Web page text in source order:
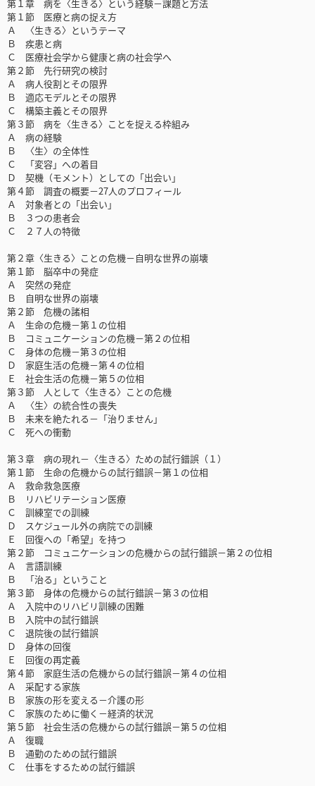
第１章 病を〈生きる〉という経験－課題と方法
第１節 医療と病の捉え方
Ａ 〈生きる〉というテーマ
Ｂ 疾患と病
Ｃ 医療社会学から健康と病の社会学へ
第２節 先行研究の検討
Ａ 病人役割とその限界
Ｂ 適応モデルとその限界
Ｃ 構築主義とその限界
第３節 病を〈生きる〉ことを捉える枠組み
Ａ 病の経験
Ｂ 〈生〉の全体性
Ｃ 「変容」への着目
Ｄ 契機（モメント）としての「出会い」
第４節 調査の概要－27人のプロフィール
Ａ 対象者との「出会い」
Ｂ ３つの患者会
Ｃ ２７人の特徴
第２章〈生きる〉ことの危機－自明な世界の崩壊
第１節 脳卒中の発症
Ａ 突然の発症
Ｂ 自明な世界の崩壊
第２節 危機の諸相
Ａ 生命の危機－第１の位相
Ｂ コミュニケーションの危機－第２の位相
Ｃ 身体の危機－第３の位相
Ｄ 家庭生活の危機－第４の位相
Ｅ 社会生活の危機－第５の位相
第３節 人として〈生きる〉ことの危機
Ａ 〈生〉の統合性の喪失
Ｂ 未来を絶たれる－「治りません」
Ｃ 死への衝動
第３章 病の現れ－〈生きる〉ための試行錯誤（１）
第１節 生命の危機からの試行錯誤－第１の位相
Ａ 救命救急医療
Ｂ リハビリテーション医療
Ｃ 訓練室での訓練
Ｄ スケジュール外の病院での訓練
Ｅ 回復への「希望」を持つ
第２節 コミュニケーションの危機からの試行錯誤－第２の位相
Ａ 言語訓練
Ｂ 「治る」ということ
第３節 身体の危機からの試行錯誤－第３の位相
Ａ 入院中のリハビリ訓練の困難
Ｂ 入院中の試行錯誤
Ｃ 退院後の試行錯誤
Ｄ 身体の回復
Ｅ 回復の再定義
第４節 家庭生活の危機からの試行錯誤－第４の位相
Ａ 采配する家族
Ｂ 家族の形を変える－介護の形
Ｃ 家族のために働く－経済的状況
第５節 社会生活の危機からの試行錯誤－第５の位相
Ａ 復職
Ｂ 通勤のための試行錯誤
Ｃ 仕事をするための試行錯誤